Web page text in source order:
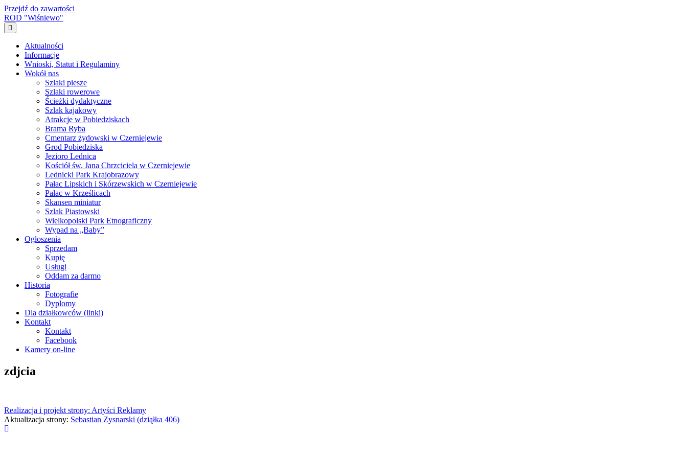
Przejdź do zawartości
ROD "Wiśniewo"
Aktualności
Informacje
Wnioski, Statut i Regulaminy
Wokół nas
Szlaki piesze
Szlaki rowerowe
Ścieżki dydaktyczne
Szlak kajakowy
Atrakcje w Pobiedziskach
Brama Ryba
Cmentarz żydowski w Czerniejewie
Grod Pobiedziska
Jezioro Lednica
Kościół św. Jana Chrzciciela w Czerniejewie
Lednicki Park Krajobrazowy
Pałac Lipskich i Skórzewskich w Czerniejewie
Pałac w Krześlicach
Skansen miniatur
Szlak Piastowski
Wielkopolski Park Etnograficzny
Wypad na „Baby”
Ogłoszenia
Sprzedam
Kupię
Usługi
Oddam za darmo
Historia
Fotografie
Dyplomy
Dla działkowców (linki)
Kontakt
Kontakt
Facebook
Kamery on-line
zdjcia
Realizacja i projekt strony: Artyści Reklamy
Aktualizacja strony: Sebastian Zysnarski (dziąłka 406)
Przewiń